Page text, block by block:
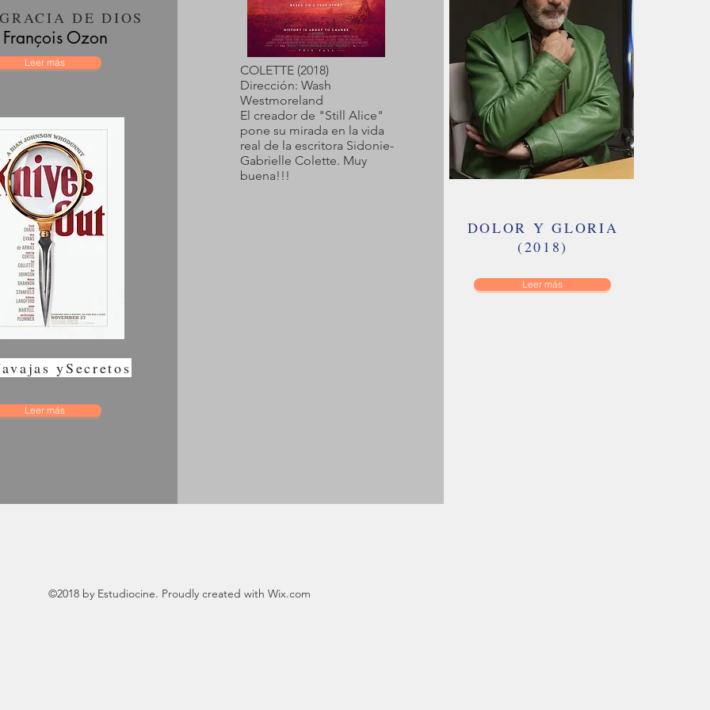
DE DIOS
François Ozon
Leer más
ySecretos
Leer más
COLETTE (2018)
Dirección: Wash
Westmoreland
El creador de "Still Alice"
pone su mirada en la vida
real de la escritora Sidonie-
Gabrielle Colette. Muy
buena!!!
DOLOR Y GLORIA
(2018)
Leer más
©2018 by Estudiocine. Proudly created with Wix.com